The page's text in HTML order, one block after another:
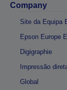
Company
Site da Equipa
Epson Europe
Digigraphie
Impressão
Global